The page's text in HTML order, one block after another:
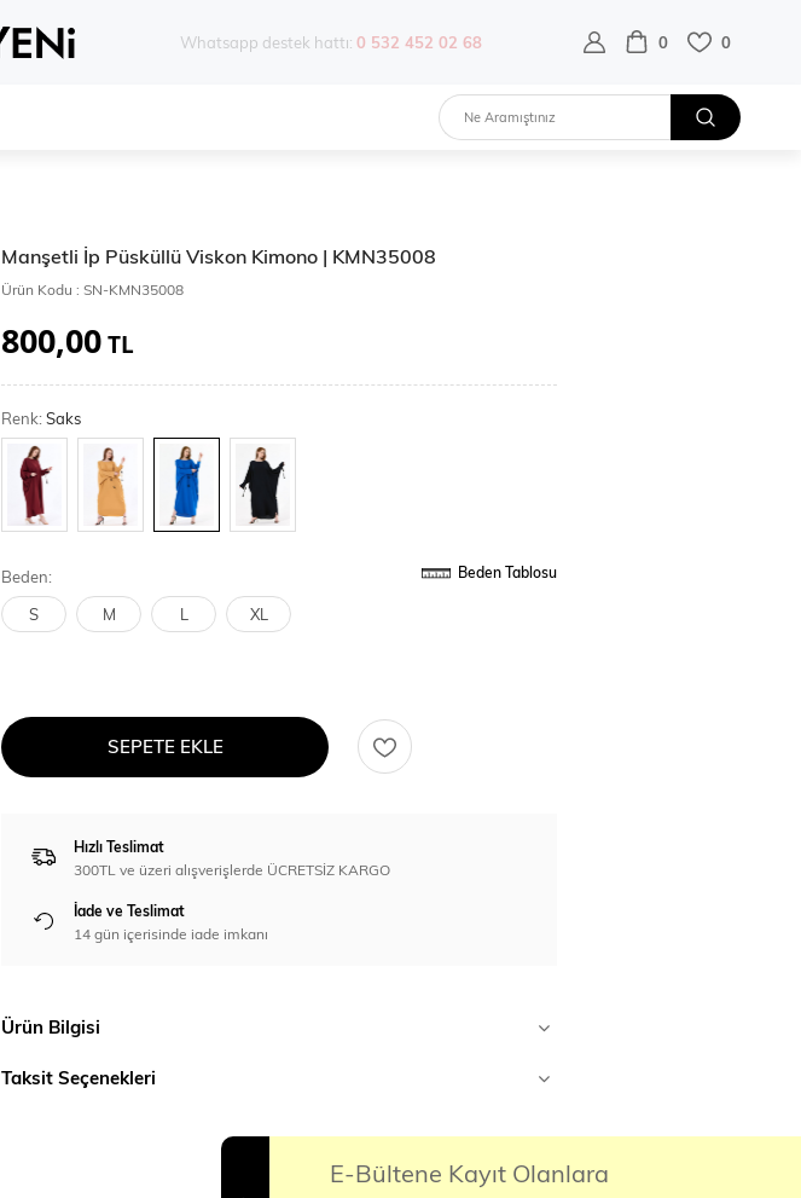
Whatsapp destek hattı:0 532 452 02 68 0 0
Manşetli İp Püsküllü Viskon Kimono | KMN35008
Ürün Kodu : SN-KMN35008
800,00TL
Renk:Saks
Beden: Beden Tablosu
S M L XL
SEPETE EKLE
Hızlı Teslimat
300TL ve üzeri alışverişlerde ÜCRETSİZ KARGO
İade ve Teslimat
14 gün içerisinde iade imkanı
Ürün Bilgisi
Taksit Seçenekleri
E-Bültene Kayıt Olanlara